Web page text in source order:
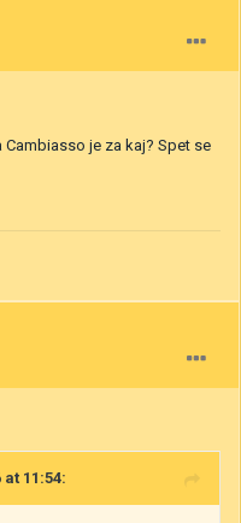
Cambiasso je za kaj? Spet se
at 11:54: